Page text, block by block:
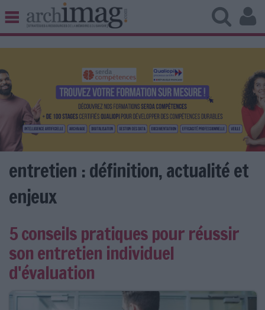
BIBLIOTHÈQUE ÉDITION
UNIVERS DATA
TRAVAIL COLLABORATIF
VIE NUMÉRIQUE
NUMÉRIQUE RESPONSABLE
LES NEWSLETTERS
LE MAGAZINE
LES GUIDES PRATIQUES
L'ESPACE EMPLOI
entretien : définition, actualité et
enjeux
5 conseils pratiques pour réussir
son entretien individuel
d'évaluation